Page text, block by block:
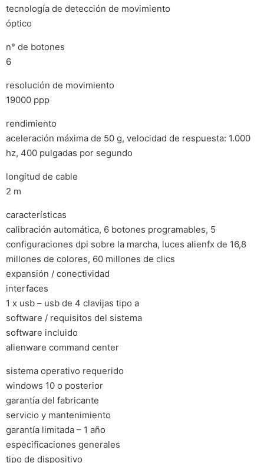
tecnología de detección de movimiento
óptico
n° de botones
6
resolución de movimiento
19000 ppp
rendimiento
aceleración máxima de 50 g, velocidad de respuesta: 1.000
hz, 400 pulgadas por segundo
longitud de cable
2 m
características
calibración automática, 6 botones programables, 5
configuraciones dpi sobre la marcha, luces alienfx de 16,8
millones de colores, 60 millones de clics
expansión / conectividad
interfaces
1 x usb – usb de 4 clavijas tipo a
software / requisitos del sistema
software incluido
alienware command center
sistema operativo requerido
windows 10 o posterior
garantía del fabricante
servicio y mantenimiento
garantía limitada – 1 año
especificaciones generales
tipo de dispositivo